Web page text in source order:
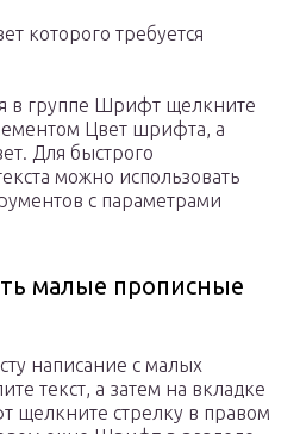
которого требуется
в группе Шрифт щелкните
Цвет шрифта, а
Для быстрого
можно использовать
с параметрами
малые прописные
написание с малых
текст, а затем на вкладке
щелкните стрелку в правом